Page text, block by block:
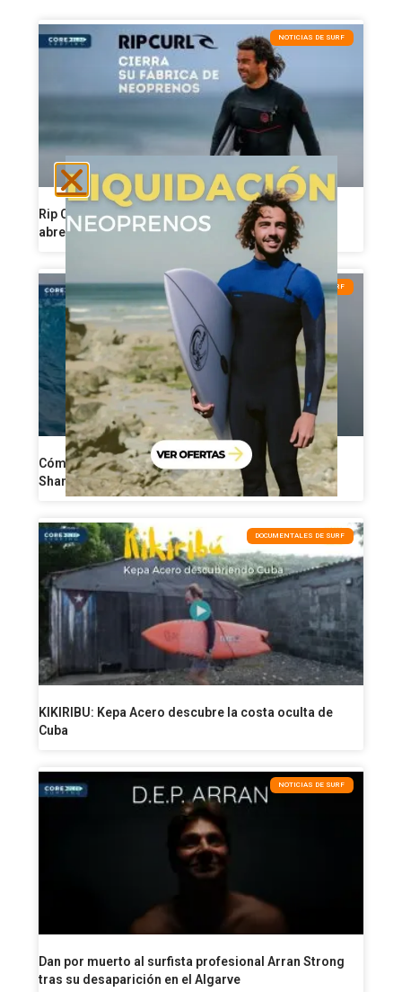
NOTICIAS DE SURF
Rip Curl reorganiza su producción de neoprenos y
abre una nueva etapa industrial
CONSEJOS DE SURF
Cómo perder grasa a partir de los 40: 8 reglas de
Shane Dorian para ponerse en forma
DOCUMENTALES DE SURF
KIKIRIBU: Kepa Acero descubre la costa oculta de
Cuba
NOTICIAS DE SURF
Dan por muerto al surfista profesional Arran Strong
tras su desaparición en el Algarve